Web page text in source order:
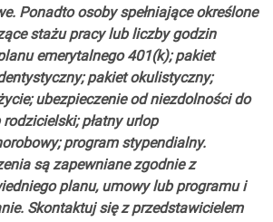
Ponadto osoby spełniające określone
stażu pracy lub liczby godzin
emerytalnego 401(k); pakiet
pakiet okulistyczny;
ubezpieczenie od niezdolności do
płatny urlop
program stypendialny.
są zapewniane zgodnie z
planu, umowy lub programu i
Skontaktuj się z przedstawicielem